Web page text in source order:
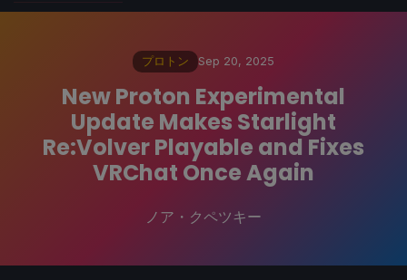
プロトン Sep 20, 2025
New Proton Experimental
Update Makes Starlight
Re:Volver Playable and Fixes
VRChat Once Again
ノア・クペツキー